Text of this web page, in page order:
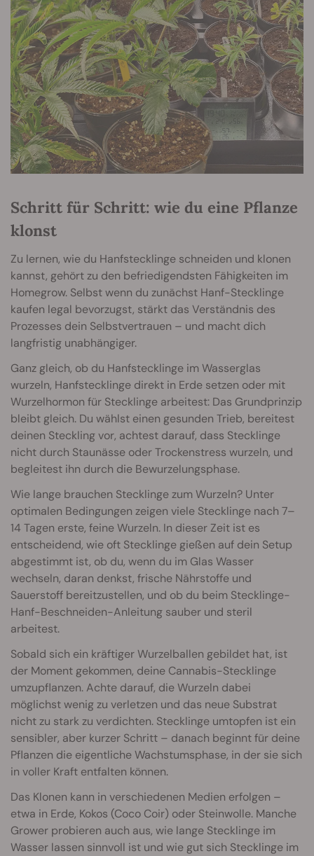
Schritt für Schritt: wie du eine Pflanze
klonst
Zu lernen, wie du Hanfstecklinge schneiden und klonen
kannst, gehört zu den befriedigendsten Fähigkeiten im
Homegrow. Selbst wenn du zunächst Hanf-Stecklinge
kaufen legal bevorzugst, stärkt das Verständnis des
Prozesses dein Selbstvertrauen – und macht dich
langfristig unabhängiger.
Ganz gleich, ob du Hanfstecklinge im Wasserglas
wurzeln, Hanfstecklinge direkt in Erde setzen oder mit
Wurzelhormon für Stecklinge arbeitest: Das Grundprinzip
bleibt gleich. Du wählst einen gesunden Trieb, bereitest
deinen Steckling vor, achtest darauf, dass Stecklinge
nicht durch Staunässe oder Trockenstress wurzeln, und
begleitest ihn durch die Bewurzelungsphase.
Wie lange brauchen Stecklinge zum Wurzeln? Unter
optimalen Bedingungen zeigen viele Stecklinge nach 7–
14 Tagen erste, feine Wurzeln. In dieser Zeit ist es
entscheidend, wie oft Stecklinge gießen auf dein Setup
abgestimmt ist, ob du, wenn du im Glas Wasser
wechseln, daran denkst, frische Nährstoffe und
Sauerstoff bereitzustellen, und ob du beim Stecklinge-
Hanf-Beschneiden-Anleitung sauber und steril
arbeitest.
Sobald sich ein kräftiger Wurzelballen gebildet hat, ist
der Moment gekommen, deine Cannabis-Stecklinge
umzupflanzen. Achte darauf, die Wurzeln dabei
möglichst wenig zu verletzen und das neue Substrat
nicht zu stark zu verdichten. Stecklinge umtopfen ist ein
sensibler, aber kurzer Schritt – danach beginnt für deine
Pflanzen die eigentliche Wachstumsphase, in der sie sich
in voller Kraft entfalten können.
Das Klonen kann in verschiedenen Medien erfolgen –
etwa in Erde, Kokos (Coco Coir) oder Steinwolle. Manche
Grower probieren auch aus, wie lange Stecklinge im
Wasser lassen sinnvoll ist und wie gut sich Stecklinge im